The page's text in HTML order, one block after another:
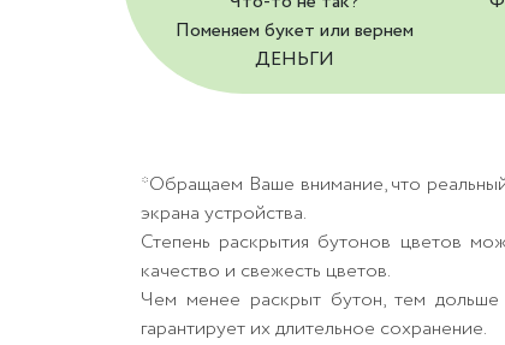
Поменяем букет или вернем
ДЕНЬГИ
*Обращаем Ваше внимание, что
экрана устройства.
Степень раскрытия бутонов цветов
качество и свежесть цветов.
Чем менее раскрыт бутон, тем
гарантирует их длительное сохранение.